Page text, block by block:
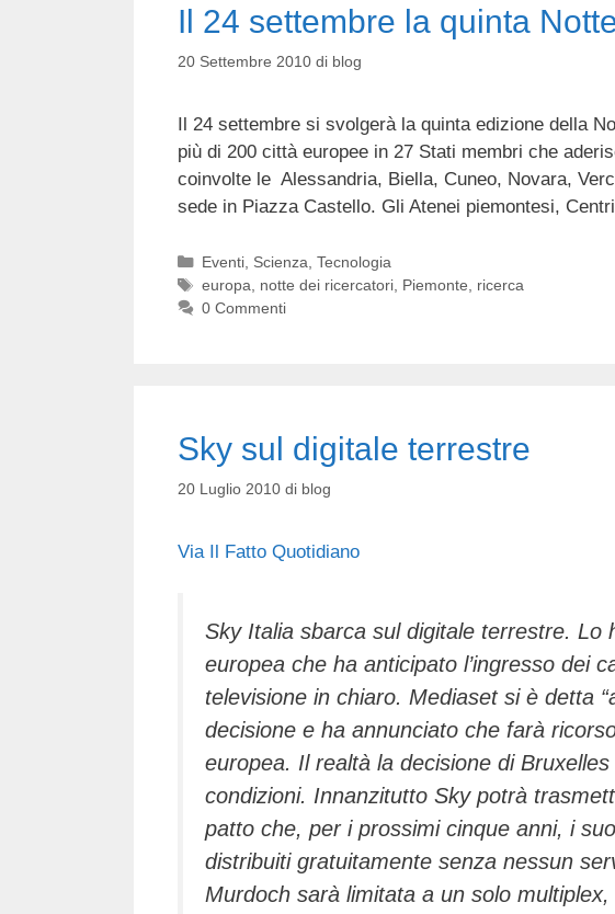
Il 24 settembre la quinta
20 Settembre 2010 di blog
Il 24 settembre si svolgerà la quinta edizione della
più di 200 città europee in 27 Stati membri che
coinvolte le Alessandria, Biella, Cuneo, Novara,
sede in Piazza Castello. Gli Atenei piemontesi,
Categorie
Eventi, Scienza, Tecnologia
Tag
europa, notte dei ricercatori, Piemonte, ricerca
0 Commenti
Sky sul digitale terrestre
20 Luglio 2010 di blog
Via Il Fatto Quotidiano
Sky Italia sbarca sul digitale terrestre. Lo
europea che ha anticipato l’ingresso dei
televisione in chiaro. Mediaset si è detta
decisione e ha annunciato che farà
europea. Il realtà la decisione di
condizioni. Innanzitutto Sky potrà
patto che, per i prossimi cinque anni, i
distribuiti gratuitamente senza nessun
Murdoch sarà limitata a un solo